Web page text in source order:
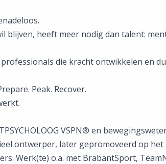
blijven, heeft meer nodig dan talent:
die kracht ontwikkelen en
Peak. Recover.
VSPN®️ en
ontwerper, later gepromoveerd op het
Werk(te) o.a. met BrabantSport,